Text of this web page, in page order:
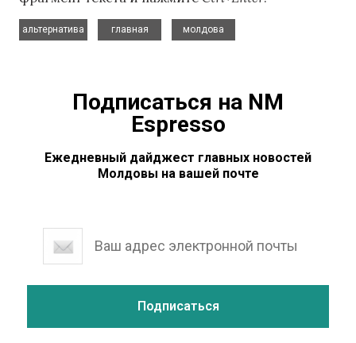
альтернатива
главная
молдова
Подписаться на NM
Espresso
Ежедневный дайджест главных новостей
Молдовы на вашей почте